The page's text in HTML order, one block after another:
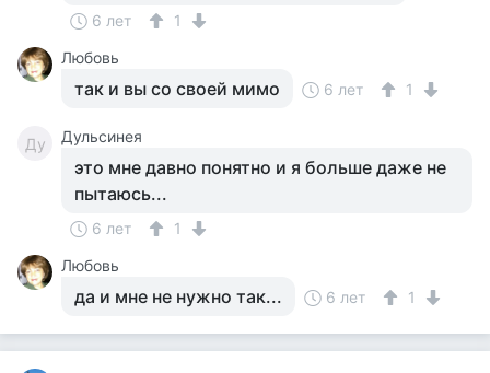
6 лет
1
Любовь
так и вы со своей мимо 6 лет 1
Ду Дульсинея
это мне давно понятно и я больше даже не
пытаюсь...
6 лет
1
Любовь
да и мне не нужно так... 6 лет 1